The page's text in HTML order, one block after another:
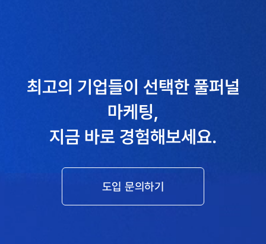
최고의 기업들이 선택한 풀퍼널
마케팅,
지금 바로 경험해보세요.
도입 문의하기